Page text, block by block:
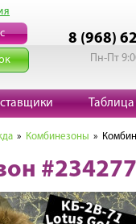
8 (968)
Пн-Пт
» Комбинезоны »